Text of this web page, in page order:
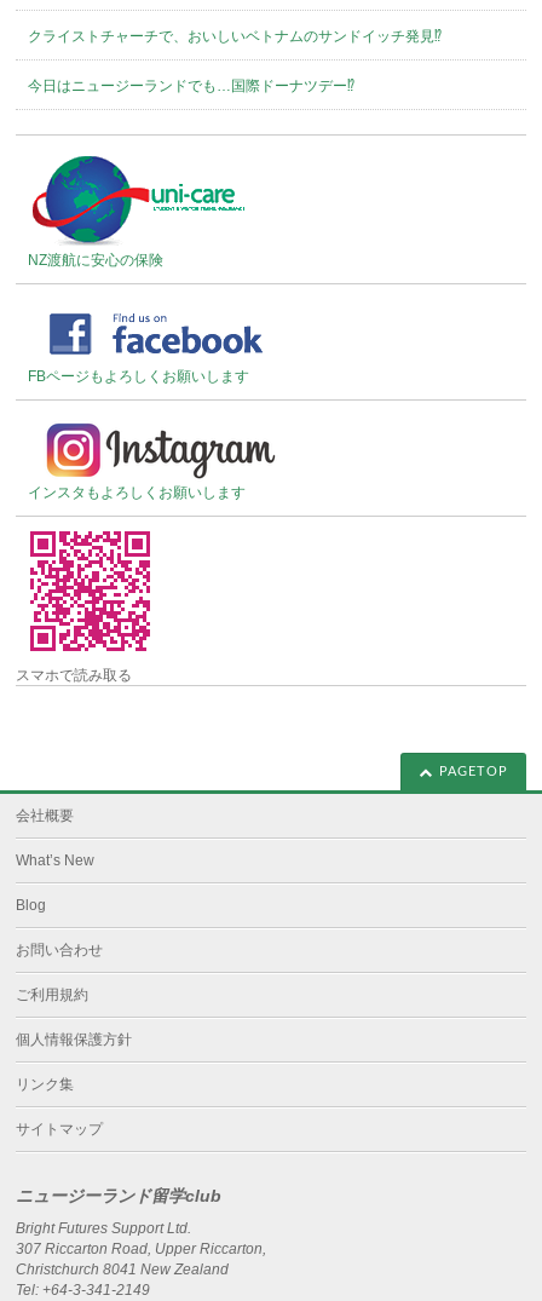
クライストチャーチで、おいしいベトナムのサンドイッチ発見⁉︎
今日はニュージーランドでも…国際ドーナツデー⁉︎
NZ渡航に安心の保険
FBページもよろしくお願いします
インスタもよろしくお願いします
スマホで読み取る
PAGETOP
会社概要
What’s New
Blog
お問い合わせ
ご利用規約
個人情報保護方針
リンク集
サイトマップ
ニュージーランド留学club
Bright Futures Support Ltd.
307 Riccarton Road, Upper Riccarton,
Christchurch 8041 New Zealand
Tel: +64-3-341-2149